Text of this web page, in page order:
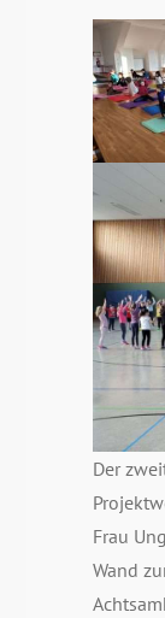
Der
Frau
Wand